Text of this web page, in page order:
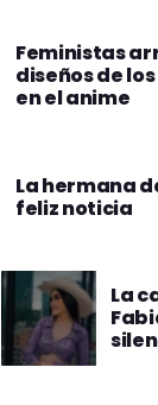
Feministas
diseños de
en el anime
La hermana
feliz noticia
La